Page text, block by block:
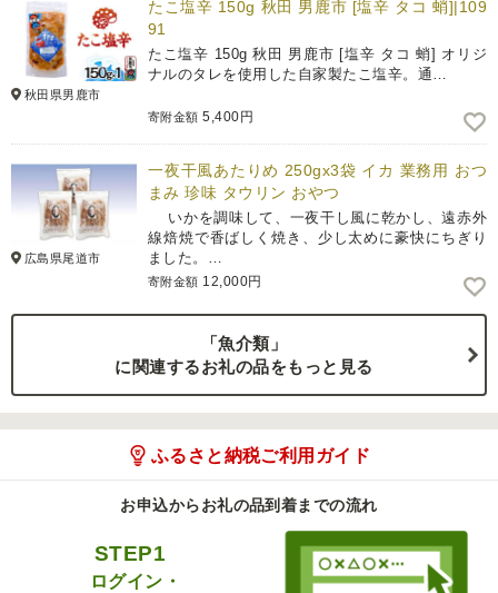
秋田県男鹿市
たこ塩辛 150g 秋田 男鹿市 [塩辛 タコ 蛸]|109
91
たこ塩辛 150g 秋田 男鹿市 [塩辛 タコ 蛸] オリジ
ナルのタレを使用した自家製たこ塩辛。通…
寄附金額 5,400円
広島県尾道市
一夜干風あたりめ 250gx3袋 イカ 業務用 おつ
まみ 珍味 タウリン おやつ
いかを調味して、一夜干し風に乾かし、遠赤外
線焙焼で香ばしく焼き、少し太めに豪快にちぎり
ました。…
寄附金額 12,000円
「魚介類」
に関連するお礼の品をもっと見る
ふるさと納税ご利用ガイド
お申込からお礼の品到着までの流れ
STEP1
ログイン・